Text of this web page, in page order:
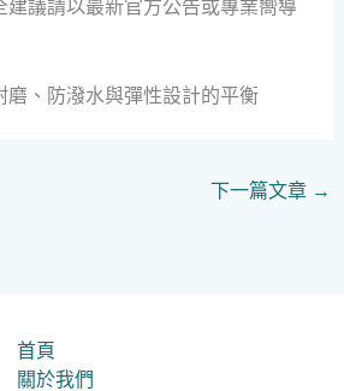
建議請以最新官方公告或專業嚮導
磨、防潑水與彈性設計的平衡
下一篇文章 →
首頁
關於我們